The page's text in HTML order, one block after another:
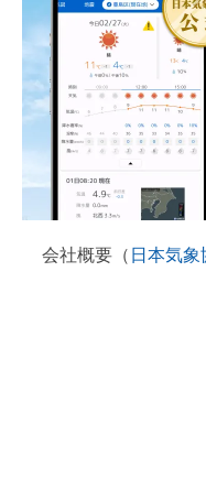
会社概要（ 日本気象